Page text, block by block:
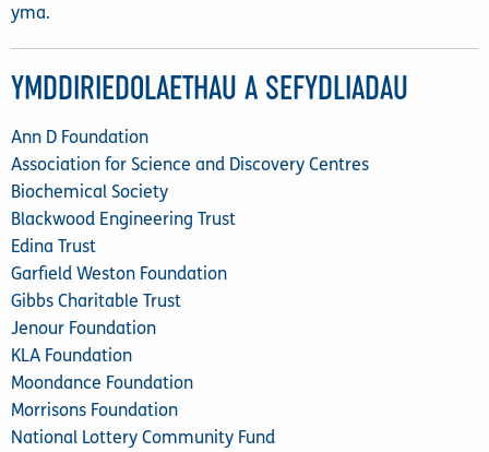
yma.
YMDDIRIEDOLAETHAU A SEFYDLIADAU
Ann D Foundation
Association for Science and Discovery Centres
Biochemical Society
Blackwood Engineering Trust
Edina Trust
Garfield Weston Foundation
Gibbs Charitable Trust
Jenour Foundation
KLA Foundation
Moondance Foundation
Morrisons Foundation
National Lottery Community Fund